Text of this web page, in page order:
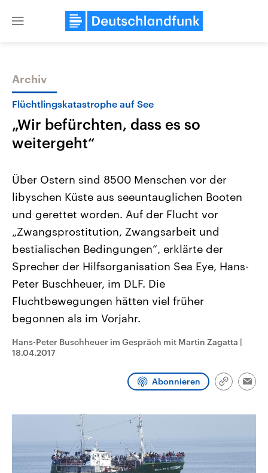
Close
Themen
Landtagswahl Sachsen-Anhalt
2026
Alle Informationen
Sachsen-Anhalt wählt am 6.
September 2026 einen neuen
Landtag. Seit 2021 wird das
Bundesland von einer Koalition aus
CDU, SPD und FDP regiert.-
Umfragen, Prognosen,
Wahlprogramme, aktuelle Berichte
und Hintergründe zu den Parteien
und Kandidaten der anstehenden
Wahl.
USA
Aktuelle Beiträge,
Hintergründe
Wirtschaftlich und
gehören die Vereinigten
den mächtigsten Ländern
mit großem Einfluss auf
aktuelle Weltgeschehen.
Sendungen Programm Podcasts
Archiv
Flüchtlingskatastrophe auf See
„Wir befürchten, dass es so
weitergeht“
Über Ostern sind 8500 Menschen vor der
libyschen Küste aus seeuntauglichen Booten
und gerettet worden. Auf der Flucht vor
„Zwangsprostitution, Zwangsarbeit und
bestialischen Bedingungen“, erklärte der
Sprecher der Hilfsorganisation Sea Eye, Hans-
Peter Buschheuer, im DLF. Die
Fluchtbewegungen hätten viel früher
begonnen als im Vorjahr.
Hans-Peter Buschheuer im Gespräch mit Martin Zagatta |
18.04.2017
Abonnieren
Link